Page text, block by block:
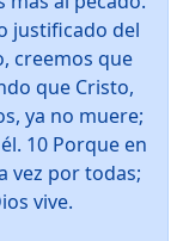
justificado del
creemos que
que Cristo,
ya no muere;
10 Porque en
vez por todas;
vive.